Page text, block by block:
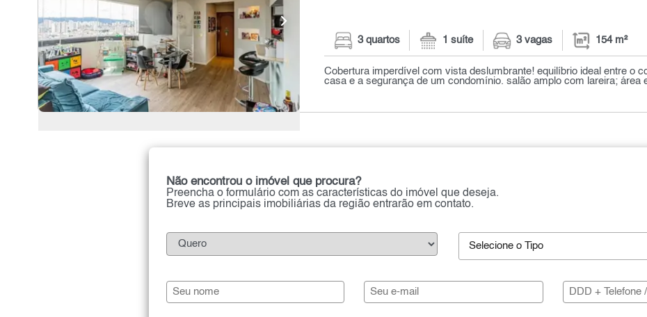
3 quartos 1 suíte 3 vagas 154 m²
Cobertura imperdível com vista deslumbrante! equilíbrio ideal entre o
casa e a segurança de um condomínio. salão amplo com lareira; área
Não encontrou o imóvel que procura?
Preencha o formulário com as características do imóvel que deseja.
Breve as principais imobiliárias da região entrarão em contato.
Selecione o Tipo